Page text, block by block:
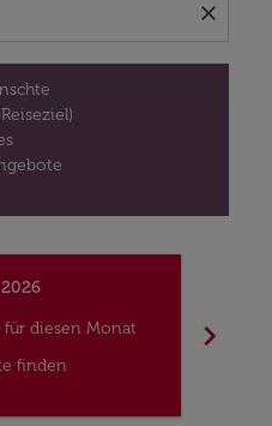
close
für diesen Monat
finden
chevron_right